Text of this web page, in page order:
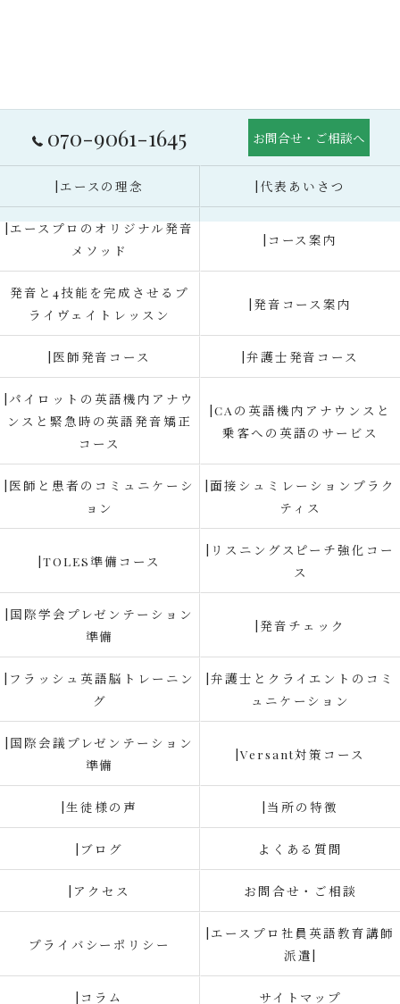
070-9061-1645 お問合せ・ご相談へ
|エースの理念 |代表あいさつ
|エースプロのオリジナル発音
メソッド
|コース案内
発音と4技能を完成させるプ
ライヴェイトレッスン
|発音コース案内
|医師発音コース |弁護士発音コース
|パイロットの英語機内アナウ
ンスと緊急時の英語発音矯正
コース
|CAの英語機内アナウンスと
乗客への英語のサービス
|医師と患者のコミュニケーシ
ョン
|面接シュミレーションプラク
ティス
|TOLES準備コース
|リスニングスピーチ強化コー
ス
|国際学会プレゼンテーション
準備
|発音チェック
|フラッシュ英語脳トレーニン
グ
|弁護士とクライエントのコミ
ュニケーション
|国際会議プレゼンテーション
準備
|Versant対策コース
|生徒様の声 |当所の特徴
|ブログ よくある質問
|アクセス お問合せ・ご相談
プライバシーポリシー
|エースプロ社員英語教育講師
派遣|
|コラム サイトマップ